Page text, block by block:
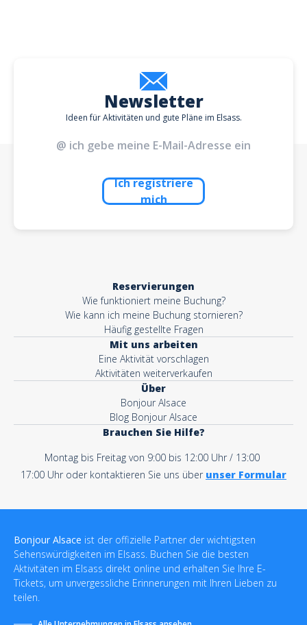
Newsletter
Ideen für Aktivitäten und gute Pläne im Elsass.
Ich registriere
mich
Reservierungen
Wie funktioniert meine Buchung?
Wie kann ich meine Buchung stornieren?
Häufig gestellte Fragen
Mit uns arbeiten
Eine Aktivität vorschlagen
Aktivitäten weiterverkaufen
Über
Bonjour Alsace
Blog Bonjour Alsace
Brauchen Sie Hilfe?
Montag bis Freitag von 9:00 bis 12:00 Uhr / 13:00
17:00 Uhr oder kontaktieren Sie uns über unser Formular
Bonjour Alsace ist der offizielle Partner der wichtigsten
Sehenswürdigkeiten im Elsass. Buchen Sie die besten
Aktivitäten im Elsass direkt online und erhalten Sie Ihre E-
Tickets, um unvergessliche Erinnerungen mit Ihren Lieben zu
teilen.